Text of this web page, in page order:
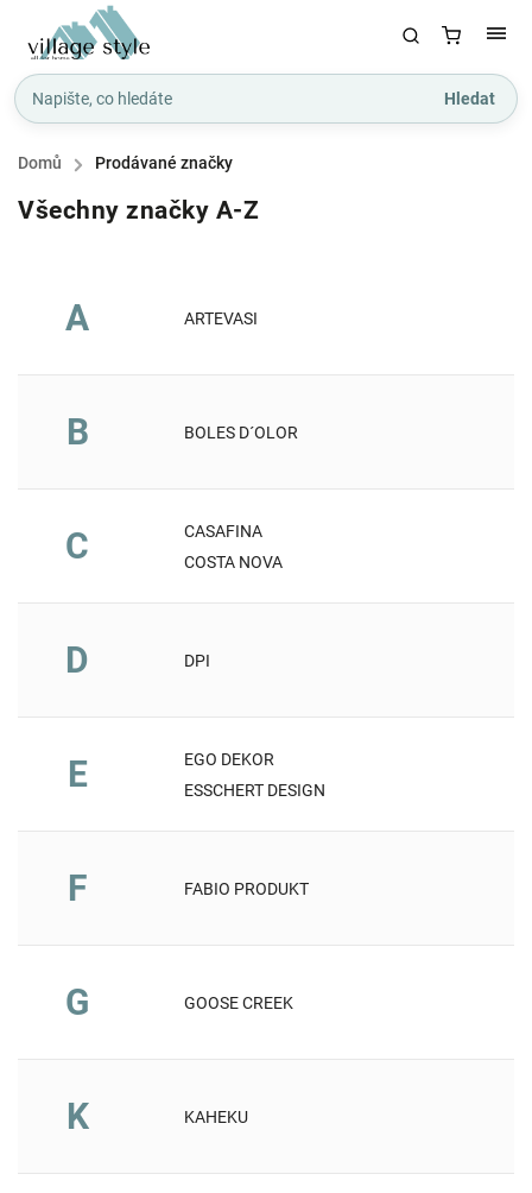
Hledat
Domů / Prodávané značky
Všechny značky A-Z
A ARTEVASI
B BOLES D´OLOR
C
CASAFINA
COSTA NOVA
D DPI
E
EGO DEKOR
ESSCHERT DESIGN
F FABIO PRODUKT
G GOOSE CREEK
K KAHEKU